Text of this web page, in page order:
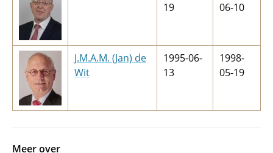
19
06-10
J.M.A.M. (Jan) de
Wit
1995-06-
13
1998-
05-19
Meer over